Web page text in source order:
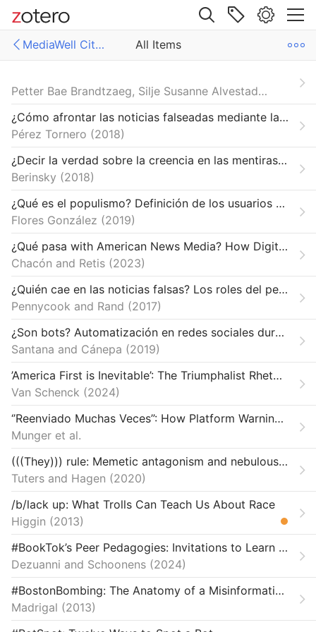
Site navigation
MediaWell Citations Library
All Items
Citations Library
Algorithms and Automation
Credibility and Trust
False Narratives and their Contexts
Infrastructures and Methodologies
Knight Research Network
MediaWell Contributors & Research Reviews
Polarization and Political Manipulation
Regulation, Policy, and Platform Governance
Targeted Disinformation
Petter Bae Brandtzaeg, Silje Susanne Alvestad, Jonas R. Kunst and Asbjørn Følstad
¿Cómo afrontar las noticias falseadas mediante la alfabetización periodística? Estado de la cuestión
Pérez Tornero
2018
¿Decir la verdad sobre la creencia en las mentiras? Evidencia de la prevalencia limitada de respuestas expresivas en encuestas // Telling the Truth about Believing the Lies? Evidence for the Limited Prevalence of Expressive Survey Responding
Berinsky
2018
¿Qué es el populismo? Definición de los usuarios de Twitter durante la campaña electoral presidencial mexicana 2017- 2018
Flores González
2019
¿Qué pasa with American News Media? How Digital-Native Latinx News Serves Community Information Needs Using Messaging Apps
Chacón and Retis 2023
¿Quién cae en las noticias falsas? Los roles del pensamiento analítico, el razonamiento motivado, la ideología política y la receptividad a la basura. // Who Falls for Fake News? The Roles of Analytic Thinking, Motivated Reasoning, Political Ideology, and Bullshit Receptivity
Pennycook and Rand
2017
¿Son bots? Automatización en redes sociales durante las elecciones presidenciales de Chile 2017
Santana and Cánepa
2019
’America First is Inevitable’: The Triumphalist Rhetoric of Nicholas Fuentes
Van Schenck
2024
‘’Reenviado Muchas Veces”: How Platform Warnings Affect WhatsApp Users in Mexico and Colombia
Munger et al.
(((They))) rule: Memetic antagonism and nebulous othering on 4chan
Tuters and Hagen
2020
/b/lack up: What Trolls Can Teach Us About Race
Higgin
2013
#BookTok’s Peer Pedagogies: Invitations to Learn About Books and Reading on TikTok
Dezuanni and Schoonens 2024
#BostonBombing: The Anatomy of a Misinformation Disaster
Madrigal
2013